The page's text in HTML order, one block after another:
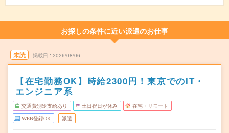
お探しの条件に近い派遣のお仕事
未読 掲載日 2026/08/06
【在宅勤務OK】時給2300円！東京でのIT・
エンジニア系
交通費別途支給あり 土日祝日が休み 在宅・リモート
WEB登録OK 派遣